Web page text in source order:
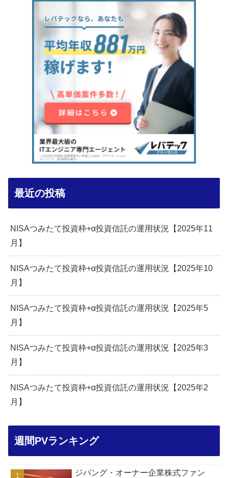
最近の投稿
NISAつみたて投資枠+α投資信託の運用状況【2025年11
月】
NISAつみたて投資枠+α投資信託の運用状況【2025年10
月】
NISAつみたて投資枠+α投資信託の運用状況【2025年5
月】
NISAつみたて投資枠+α投資信託の運用状況【2025年3
月】
NISAつみたて投資枠+α投資信託の運用状況【2025年2
月】
週間PVランキング
ジパング・オーナー企業株式ファン